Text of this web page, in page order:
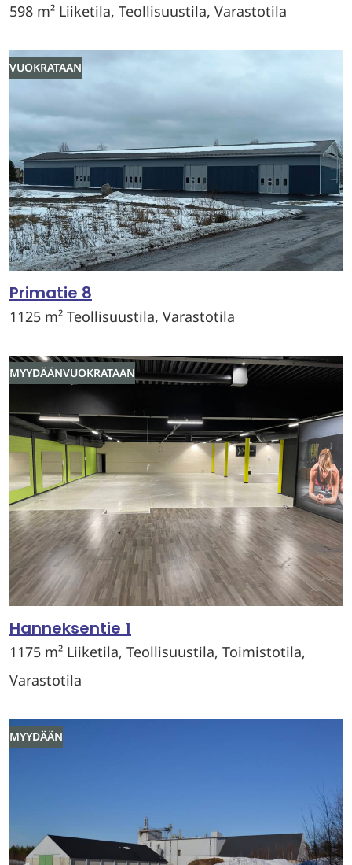
598 m² Liiketila, Teollisuustila, Varastotila
VUOKRATAAN
Primatie 8
1125 m² Teollisuustila, Varastotila
MYYDÄÄNVUOKRATAAN
Hanneksentie 1
1175 m² Liiketila, Teollisuustila, Toimistotila,
Varastotila
MYYDÄÄN